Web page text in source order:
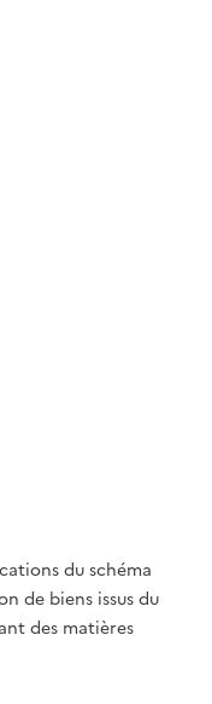
du schéma
de biens issus du
des matières